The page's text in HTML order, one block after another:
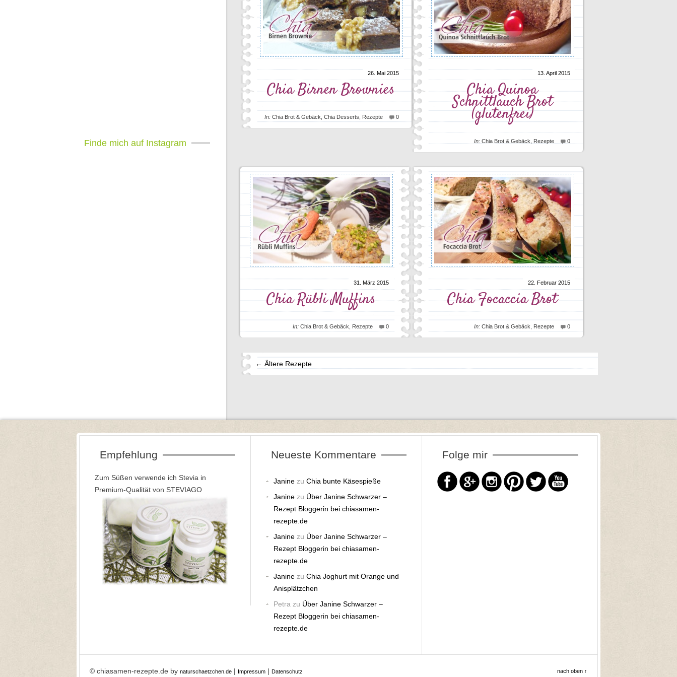
26. Mai 2015
Chia Birnen Brownies
0
In: Chia Brot & Gebäck Chia Desserts Rezepte
13. April 2015
Chia Quinoa
Schnittlauch Brot
(glutenfrei)
0
In: Chia Brot & Gebäck Rezepte
31. März 2015
Chia Rübli Muffins
0
In: Chia Brot & Gebäck Rezepte
22. Februar 2015
Chia Focaccia Brot
0
In: Chia Brot & Gebäck Rezepte
← Ältere Rezepte
Finde mich auf Instagram
Empfehlung
Zum Süßen verwende ich Stevia in
Premium-Qualität von STEVIAGO
Neueste Kommentare
Janine zuChia bunte Käsespieße
Janine zu Über Janine Schwarzer –
Rezept Bloggerin bei chiasamen-
rezepte.de
Janine zu Über Janine Schwarzer –
Rezept Bloggerin bei chiasamen-
rezepte.de
Janine zuChia Joghurt mit Orange und
Anisplätzchen
Petra zu Über Janine Schwarzer –
Rezept Bloggerin bei chiasamen-
rezepte.de
Folge mir
© chiasamen-rezepte.de by naturschaetzchen.de nach oben ↑
| Impressum | Datenschutz